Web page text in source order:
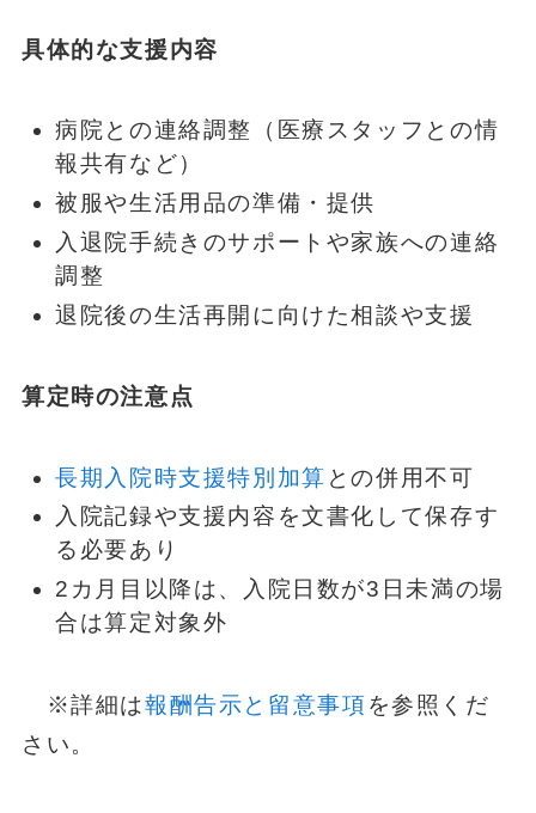
具体的な支援内容
病院との連絡調整（医療スタッフとの情
報共有など）
被服や生活用品の準備・提供
入退院手続きのサポートや家族への連絡
調整
退院後の生活再開に向けた相談や支援
算定時の注意点
長期入院時支援特別加算 との併用不可
入院記録や支援内容を文書化して保存す
る必要あり
2カ月目以降は、入院日数が3日未満の場
合は算定対象外
※詳細は報酬告示と留意事項を参照くだ
さい。